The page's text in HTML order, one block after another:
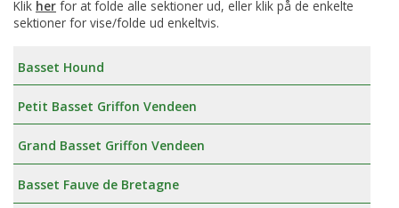
Klik her for at folde alle sektioner ud, eller klik på de enkelte
sektioner for vise/folde ud enkeltvis.
Basset Hound
Petit Basset Griffon Vendeen
Grand Basset Griffon Vendeen
Basset Fauve de Bretagne